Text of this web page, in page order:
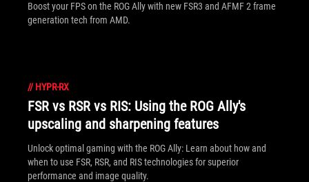
Boost your FPS on the ROG Ally with new FSR3 and AFMF 2 frame
generation tech from AMD.
// HYPR-RX
FSR vs RSR vs RIS: Using the ROG Ally's
upscaling and sharpening features
Unlock optimal gaming with the ROG Ally: Learn about how and
when to use FSR, RSR, and RIS technologies for superior
performance and image quality.